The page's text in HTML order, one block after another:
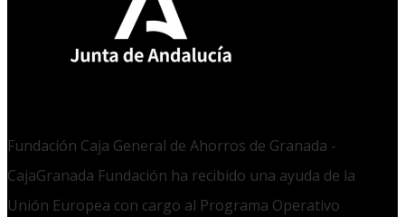
Fundación Caja General de Ahorros de Granada -
CajaGranada Fundación ha recibido una ayuda de la
Unión Europea con cargo al Programa Operativo